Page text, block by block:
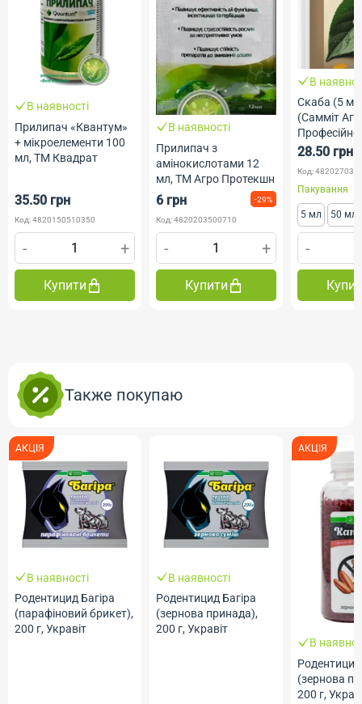
В наявності
Прилипач «Квантум»
+ мікроелементи 100
мл, ТМ Квадрат
35.50 грн
Код: 4820150510350
- +
Купити
В наявності
Прилипач з
амінокислотами 12
мл, ТМ Агро Протекшн
6 грн -29%
Код: 4820203500710
- +
Купити
В
Скаба (5
(Самміт
Професійне
28.50 грн
Код:
Пакування
5 мл 50 мл
-
Также покупаю
АКЦІЯ
В наявності
Родентицид Багіра
(парафіновий брикет),
200 г, Укравіт
В наявності
Родентицид Багіра
(зернова принада),
200 г, Укравіт
АКЦІЯ
В
(зернова
200 г,